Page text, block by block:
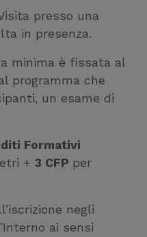
presso una
in presenza.
minima è fissata al
programma che
un esame di
Formativi
+ 3 CFP per
negli
ai sensi